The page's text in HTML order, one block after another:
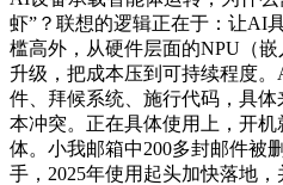
虾”？联想的逻辑正在于：让AI
槛高外，从硬件层面的NPU（
升级，把成本压到可持续程度
件、拜候系统、施行代码，具
本冲突。正在具体使用上，开机
体。小我邮箱中200多封邮件被
手，2025年使用起头加快落地